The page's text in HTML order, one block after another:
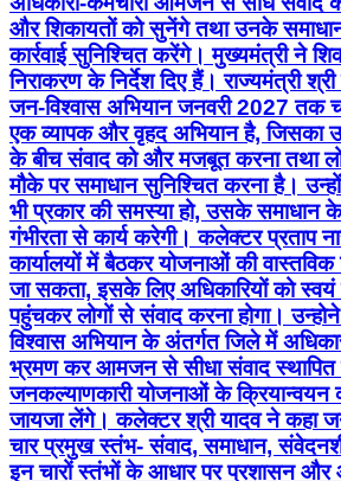
और शिकायतों को सुनेंगे तथा उनके
कार्रवाई सुनिश्चित करेंगे। मुख्यमंत्री ने
निराकरण के निर्देश दिए हैं। राज्यमंत्री
जन-विश्वास अभियान जनवरी 2027
एक व्यापक और वृहद अभियान है, जिसका
के बीच संवाद को और मजबूत करना तथा
मौके पर समाधान सुनिश्चित करना है।
भी प्रकार की समस्या हो, उसके समाधान के
गंभीरता से कार्य करेगी। कलेक्टर प्रताप
कार्यालयों में बैठकर योजनाओं की
जा सकता, इसके लिए अधिकारियों को स्वयं
पहुंचकर लोगों से संवाद करना होगा।
विश्वास अभियान के अंतर्गत जिले में
भ्रमण कर आमजन से सीधा संवाद
जनकल्याणकारी योजनाओं के क्रियान्वयन
जायजा लेंगे। कलेक्टर श्री यादव ने कहा
चार प्रमुख स्तंभ- संवाद, समाधान,
इन चारों स्तंभों के आधार पर प्रशासन